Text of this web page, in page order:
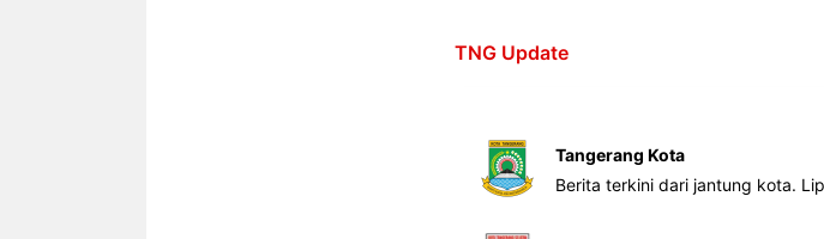
TNG Update
Tangerang Kota
Berita terkini dari jantung kota.